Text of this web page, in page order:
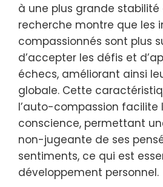
à une plus grande stabilité
recherche montre que les
compassionnés sont plus
d’accepter les défis et
échecs, améliorant ainsi
globale. Cette
l’auto-compassion facilite
conscience, permettant
non-jugeante de ses
sentiments, ce qui est
développement personnel.